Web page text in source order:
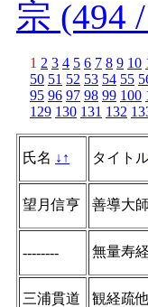
宗 (494
1 2 3 4 5 6 7 8 9 10
50 51 52 53 54 55
95 96 97 98 99 100
129 130 131 132
氏名 ↓ ↑ タイト
望月信亨 善導大
-------- 無量寿
三浦貫道 観経疏